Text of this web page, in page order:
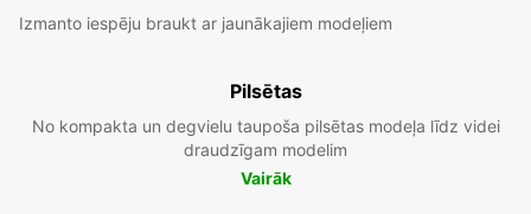
Izmanto iespēju braukt ar jaunākajiem modeļiem
Pilsētas
No kompakta un degvielu taupoša pilsētas modeļa līdz videi
draudzīgam modelim
Vairāk